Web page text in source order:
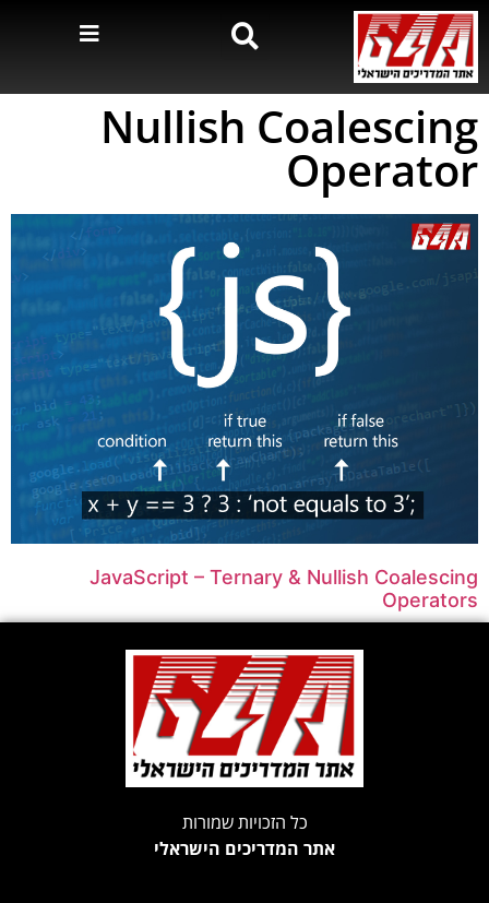
Nullish Coalescing
Operator
JavaScript – Ternary & Nullish Coalescing
Operators
כל הזכויות שמורות
אתר המדריכים הישראלי